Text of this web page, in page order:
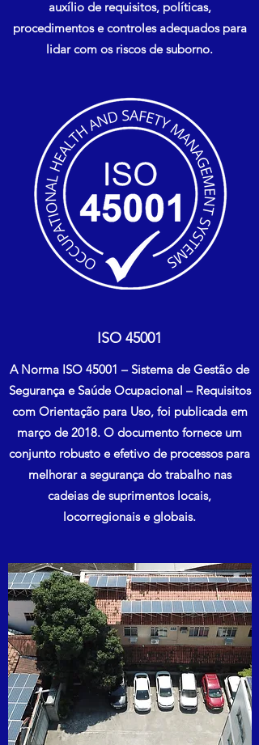
auxílio de requisitos, políticas,
procedimentos e controles adequados para
lidar com os riscos de suborno.
ISO 45001
A Norma ISO 45001 – Sistema de Gestão de
Segurança e Saúde Ocupacional – Requisitos
com Orientação para Uso, foi publicada em
março de 2018. O documento fornece um
conjunto robusto e efetivo de processos para
melhorar a segurança do trabalho nas
cadeias de suprimentos locais,
locorregionais e globais.